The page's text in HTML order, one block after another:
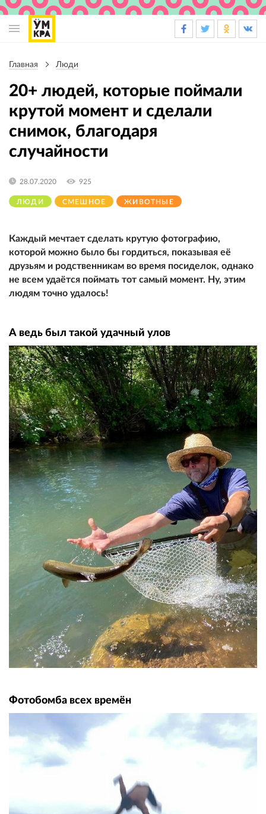
навигации
Главная Люди
20+ людей, которые поймали
крутой момент и сделали
снимок, благодаря
случайности
ЛЮДИ СМЕШНОЕ ЖИВОТНЫЕ
28.07.2020 925
Каждый мечтает сделать крутую фотографию,
которой можно было бы гордиться, показывая её
друзьям и родственникам во время посиделок, однако
не всем удаётся поймать тот самый момент. Ну, этим
людям точно удалось!
А ведь был такой удачный улов
Фотобомба всех времён